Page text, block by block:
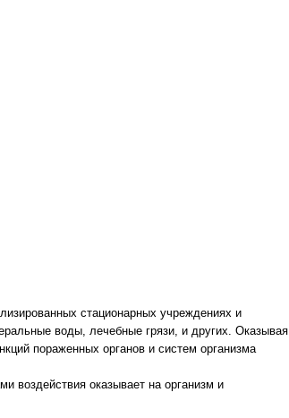
стационарных учреждениях и
воды, лечебные грязи, и других. Оказывая
пораженных органов и систем организма
воздействия оказывает на организм и